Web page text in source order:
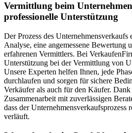
Vermittlung beim
professionelle Unterstützung
Der Prozess des Unternehmensverkaufs
Analyse, eine angemessene Bewertung
erfahrenen Vermittlers. Bei
Unterstützung bei der Vermittlung von
Unsere Experten helfen Ihnen, jede
durchlaufen und sorgen für sichere
Verkäufer als auch für den Käufer.
Zusammenarbeit mit zuverlässigen
dass der Unternehmensverkaufsprozess
verläuft.